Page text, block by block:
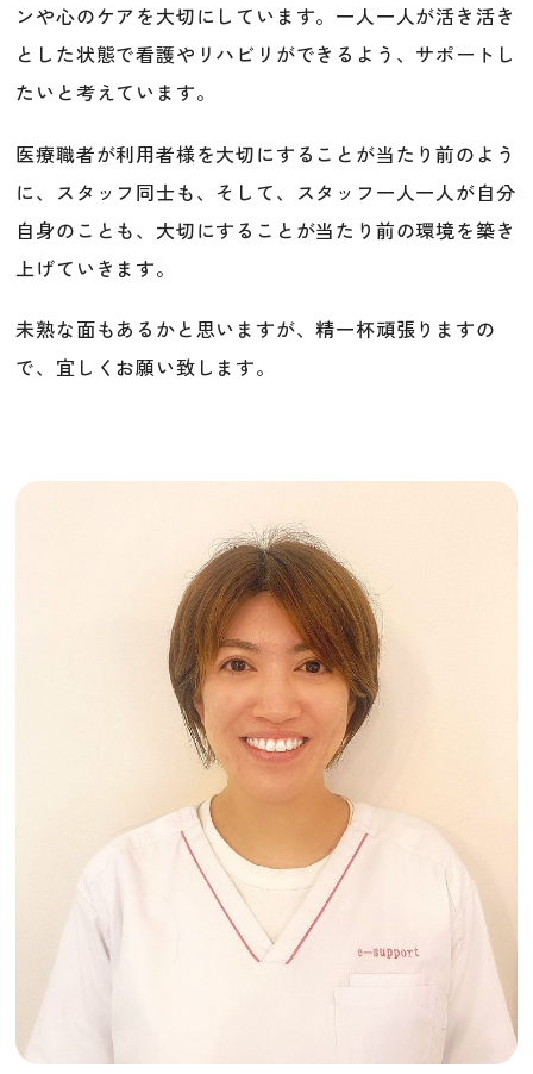
ンや心のケアを大切にしています。 一人一人が活き活き
とした状態で看護やリハビリができるよう、サポートし
たいと考えています。
医療職者が利用者様を大切にすることが当たり前のよう
に、スタッフ同士も、そして、スタッフ一人一人が自分
自身のことも、大切にすることが当たり前の環境を築き
上げていきます。
未熟な面もあるかと思いますが、精一杯頑張りますの
で、宜しくお願い致します。